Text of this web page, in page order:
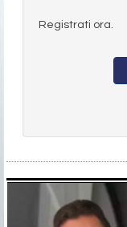
Registrati ora.